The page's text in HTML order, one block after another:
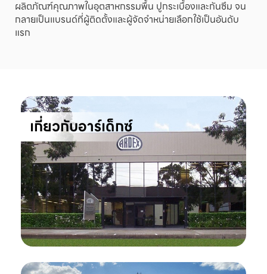
ผลิตภัณฑ์คุณภาพในอุตสาหกรรมพื้น ปูกระเบื้องและกันซึม จน
กลายเป็นแบรนด์ที่ผู้ติดตั้งและผู้จัดจำหน่ายเลือกใช้เป็นอันดับ
แรก
เกี่ยวกับอาร์เด็กซ์